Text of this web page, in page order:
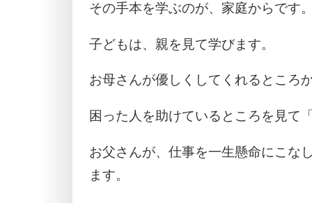
その手本を学ぶのが、家庭からです
子どもは、親を見て学びます。
お母さんが優しくしてくれるところ
困った人を助けているところを見て
お父さんが、仕事を一生懸命にこな
ます。